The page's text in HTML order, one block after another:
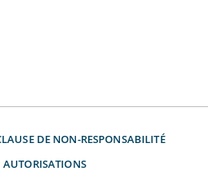
DE NON-RESPONSABILITÉ
AUTORISATIONS